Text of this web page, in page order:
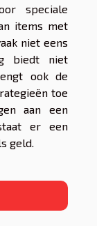
speciale
items met
niet eens
biedt niet
ook de
toe
aan een
er een
geld.